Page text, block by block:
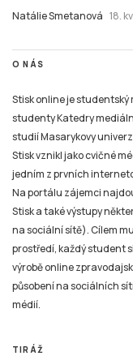
Natálie Smetanová 18.
O NÁS
Stisk online je
studenty Katedry
studií Masarykovy
Stisk vznikl jako cvičné
jedním z prvních
Na portálu zájemci
Stisk a také výstupy
na sociální sítě). Cílem
prostředí, každý student
výrobě online
působení na sociálních
médií.
TIRÁŽ